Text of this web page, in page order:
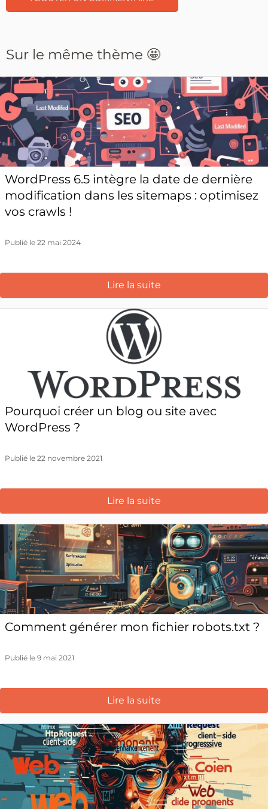
Sur le même thème 🤩
WordPress 6.5 intègre la date de dernière
modification dans les sitemaps : optimisez
vos crawls !
Publié le 22 mai 2024
Lire la suite
Pourquoi créer un blog ou site avec
WordPress ?
Publié le 22 novembre 2021
Lire la suite
Comment générer mon fichier robots.txt ?
Publié le 9 mai 2021
Lire la suite